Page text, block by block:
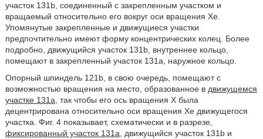
участок 131b, соединенный с закрепленным участком и
вращаемый относительно его вокруг оси вращения Xe.
Упомянутые закрепленные и движущиеся участки
предпочтительно имеют форму концентрических колец. Более
подробно, движущийся участок 131b, внутреннее кольцо,
помещают в закрепленный участок 131а, наружное кольцо.
Опорный шпиндель 121b, в свою очередь, помещают с
возможностью вращения на место, образованное в движущемся
участке 131а , так чтобы его ось вращения Х была
децентрирована относительно оси вращения Хе движущегося
участка. Фиг. 4 показывает, схематически и в разрезе,
фиксированный участок 131а , движущийся участок 131b и